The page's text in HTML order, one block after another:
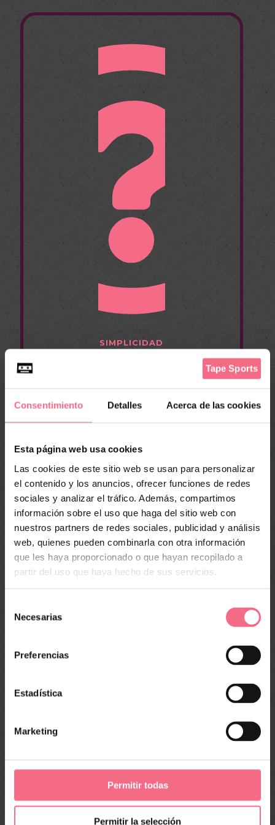
Consentimiento Detalles Acerca de las cookies
Esta página web usa cookies
Las cookies de este sitio web se usan para personalizar
el contenido y los anuncios, ofrecer funciones de redes
sociales y analizar el tráfico. Además, compartimos
información sobre el uso que haga del sitio web con
nuestros partners de redes sociales, publicidad y análisis
web, quienes pueden combinarla con otra información
que les haya proporcionado o que hayan recopilado a
partir del uso que haya hecho de sus servicios.
Necesarias
Preferencias
Estadística
Marketing
Permitir todas
Permitir la selección
SIMPLICIDAD
No necesitas pedirle ayuda a nadie del
club para poder usarla.
Ya sea en clase o con un jugador